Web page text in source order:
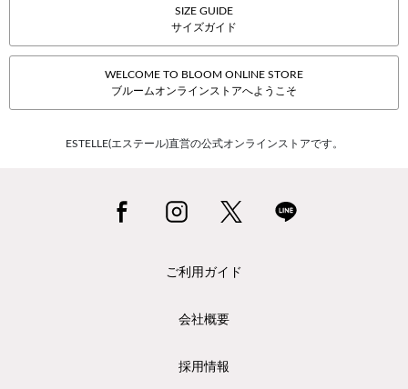
SIZE GUIDE
サイズガイド
WELCOME TO BLOOM ONLINE STORE
ブルームオンラインストアへようこそ
ESTELLE(エステール)直営の公式オンラインストアです。
ご利用ガイド
会社概要
採用情報